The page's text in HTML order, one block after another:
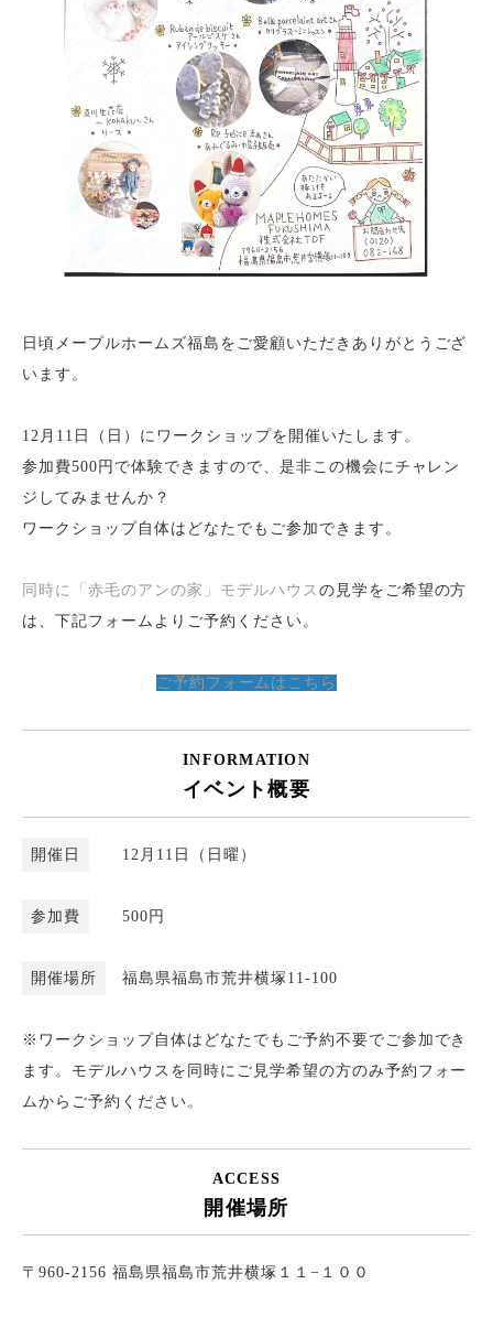
日頃メープルホームズ福島をご愛顧いただきありがとうござ
います。
12月11日（日）にワークショップを開催いたします。
参加費500円で体験できますので、是非この機会にチャレン
ジしてみませんか？
ワークショップ自体はどなたでもご参加できます。
同時に「赤毛のアンの家」モデルハウス の見学をご希望の方
は、下記フォームよりご予約ください。
ご予約フォームはこちら
INFORMATION
イベント概要
開催日 12月11日（日曜）
参加費 500円
開催場所 福島県福島市荒井横塚11-100
※ワークショップ自体はどなたでもご予約不要でご参加でき
ます。モデルハウスを同時にご見学希望の方のみ予約フォー
ムからご予約ください。
ACCESS
開催場所
〒960-2156 福島県福島市荒井横塚１１−１００